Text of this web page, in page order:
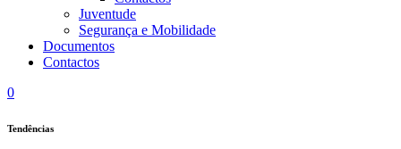
Juventude
Segurança e Mobilidade
Documentos
Contactos
0
Tendências